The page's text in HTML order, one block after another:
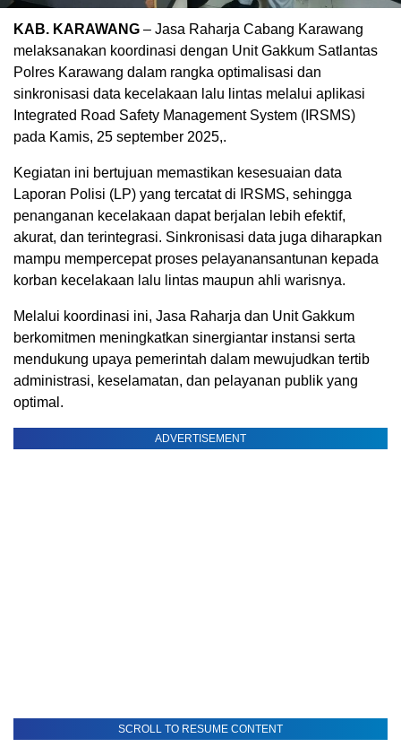
KAB. KARAWANG – Jasa Raharja Cabang Karawang
melaksanakan koordinasi dengan UnitGakkum Satlantas
Polres Karawang dalam rangka optimalisasi dan
sinkronisasi data kecelakaan lalu lintas melalui aplikasi
Integrated Road Safety Management System (IRSMS)
pada Kamis, 25 september 2025,.
Kegiatan ini bertujuan memastikan kesesuaian data
Laporan Polisi (LP) yang tercatatdi IRSMS, sehingga
penanganan kecelakaan dapat berjalan lebih efektif,
akurat, dan terintegrasi. Sinkronisasi data juga diharapkan
mampu mempercepatproses pelayanansantunan kepada
korban kecelakaan lalu lintas maupun ahli warisnya.
Melalui koordinasi ini, Jasa Raharja dan UnitGakkum
berkomitmen meningkatkan sinergiantar instansi serta
mendukung upaya pemerintah dalam mewujudkan tertib
administrasi, keselamatan, dan pelayanan publik yang
optimal.
ADVERTISEMENT
SCROLL TO RESUME CONTENT